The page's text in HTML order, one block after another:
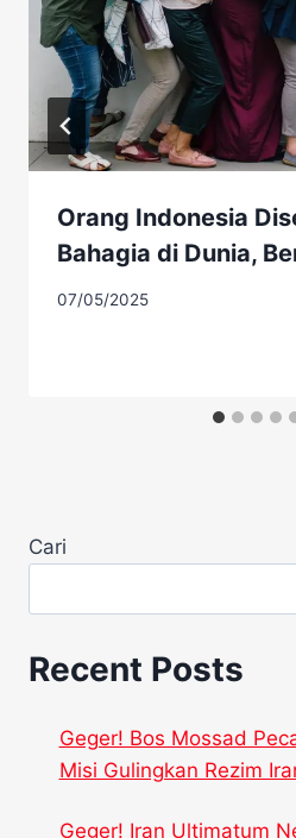
Orang Indonesia
Bahagia di Dunia,
07/05/2025
Cari
Recent Posts
Geger! Bos Mossad
Misi Gulingkan Rezim
Geger! Iran Ultimatum